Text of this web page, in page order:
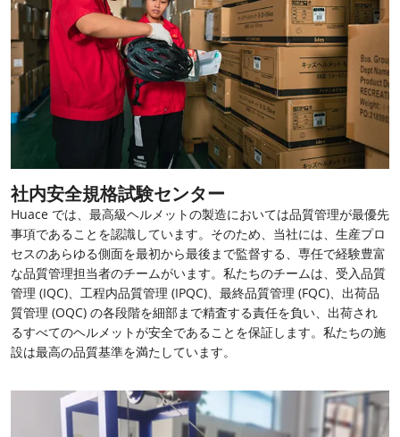
社内安全規格試験センター
Huace では、最高級ヘルメットの製造においては品質管理が最優先
事項であることを認識しています。そのため、当社には、生産プロ
セスのあらゆる側面を最初から最後まで監督する、専任で経験豊富
な品質管理担当者のチームがいます。私たちのチームは、受入品質
管理 (IQC)、工程内品質管理 (IPQC)、最終品質管理 (FQC)、出荷品
質管理 (OQC) の各段階を細部まで精査する責任を負い、出荷され
るすべてのヘルメットが安全であることを保証します。私たちの施
設は最高の品質基準を満たしています。